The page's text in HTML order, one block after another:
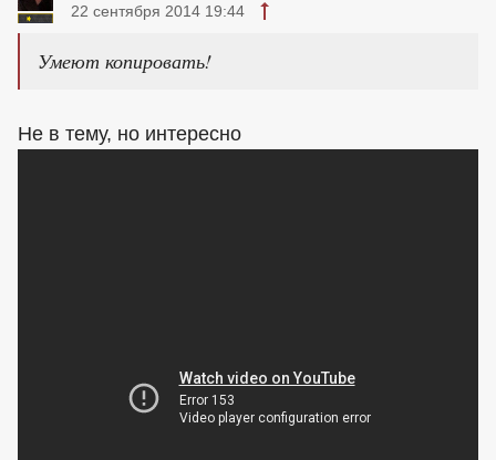
22 сентября 2014 19:44
Умеют копировать!
Не в тему, но интересно